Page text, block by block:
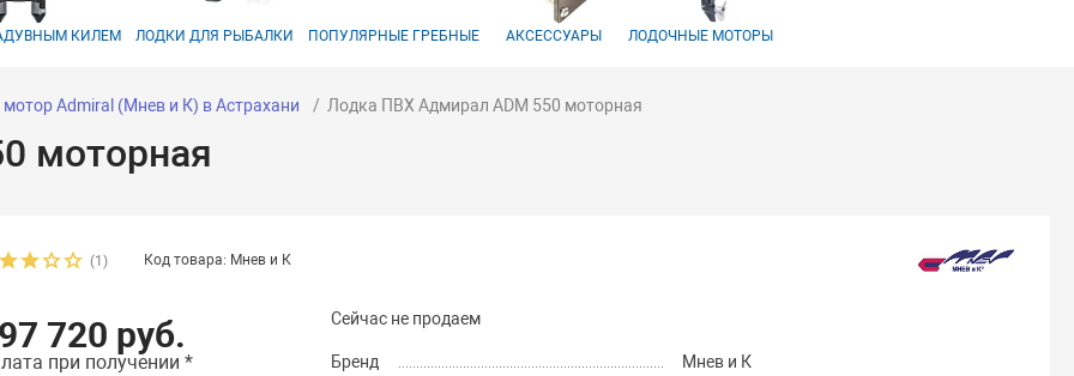
КИЛЕМ ЛОДКИ ДЛЯ РЫБАЛКИ ПОПУЛЯРНЫЕ ГРЕБНЫЕ АКСЕССУАРЫ ЛОДОЧНЫЕ МОТОРЫ
Admiral (Мнев и К) в Астрахани Лодка ПВХ Адмирал ADM 550 моторная
моторная
(1) Код товара: Мнев и К
720 руб.
при получении *
Сейчас не продаем
Бренд
Мнев и К